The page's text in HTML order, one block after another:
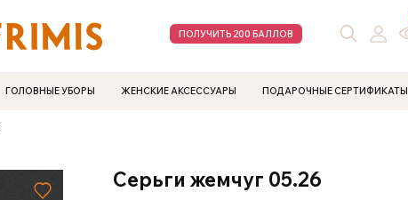
ПОЛУЧИТЬ 200 БАЛЛОВ
ГОЛОВНЫЕ УБОРЫ ЖЕНСКИЕ АКСЕССУАРЫ ПОДАРОЧНЫЕ СЕРТИФИКАТЫ
Серьги жемчуг 05.26